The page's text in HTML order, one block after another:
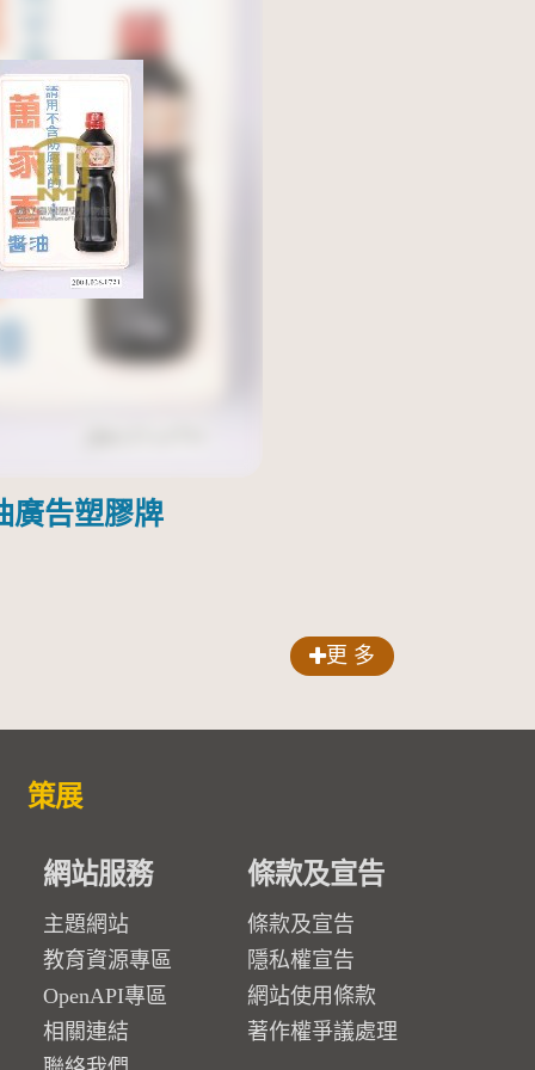
廣告塑膠牌
更 多
策展
網站服務
主題網站
教育資源專區
OpenAPI專區
相關連結
條款及宣告
條款及宣告
隱私權宣告
網站使用條款
著作權爭議處理